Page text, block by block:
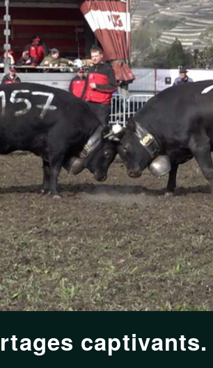
captivants.